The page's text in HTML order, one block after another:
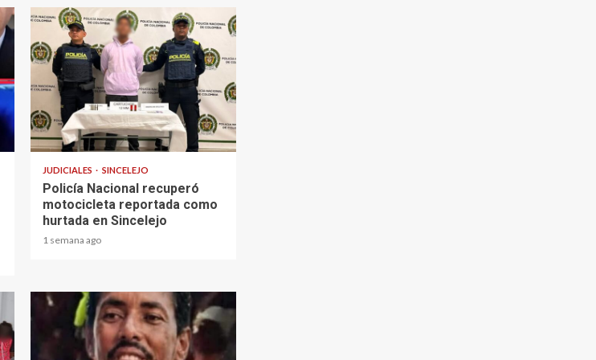
1 min read
JUDICIALES SINCELEJO
Policía Nacional recuperó
motocicleta reportada como
hurtada en Sincelejo
1 semana ago